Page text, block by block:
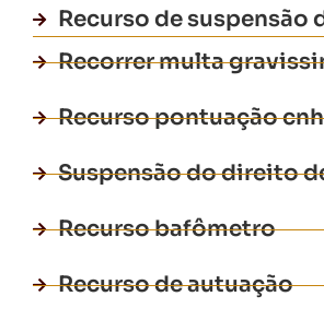
Recurso de suspensão
Recorrer multa
Recurso pontuação cnh
Suspensão do direito
Recurso bafômetro
Recurso de autuação